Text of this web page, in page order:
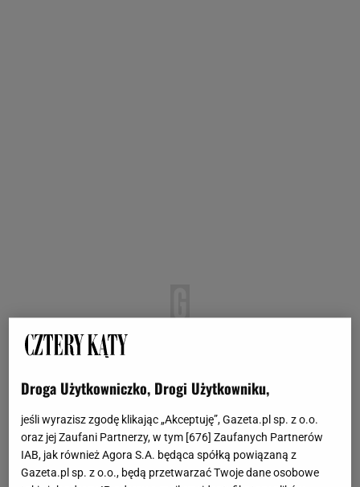
Droga Użytkowniczko, Drogi Użytkowniku,
jeśli wyrazisz zgodę klikając „Akceptuję”, Gazeta.pl sp. z o.o.
oraz jej Zaufani Partnerzy, w tym [676] Zaufanych Partnerów
IAB, jak również Agora S.A. będąca spółką powiązaną z
Gazeta.pl sp. z o.o., będą przetwarzać Twoje dane osobowe